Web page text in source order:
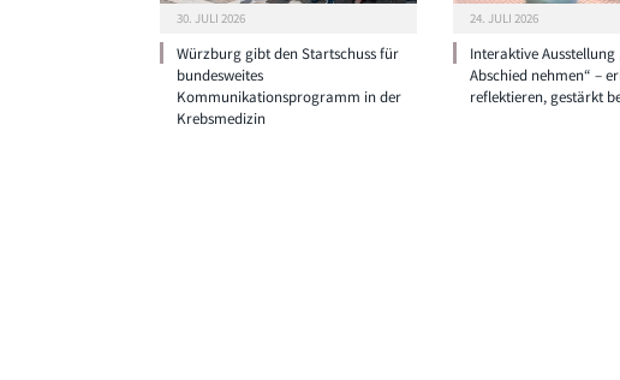
30. JULI 2026
Würzburg gibt den Startschuss für
bundesweites
Kommunikationsprogramm in der
Krebsmedizin
24. JULI 2026
Interaktive Ausstellung
Abschied nehmen“ –
reflektieren, gestärkt